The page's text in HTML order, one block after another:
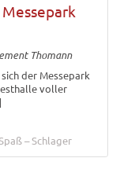
Thomann
der Messepark
voller
Schlager